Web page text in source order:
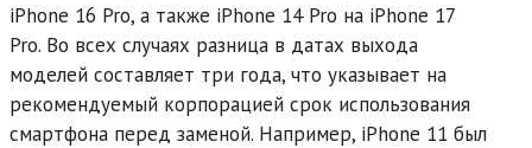
iPhone 16 Pro, а также iPhone 14 Pro на iPhone 17
Pro. Во всех случаях разница в датах выхода
моделей составляет три года, что указывает на
рекомендуемый корпорацией срок использования
смартфона перед заменой. Например, iPhone 11 был